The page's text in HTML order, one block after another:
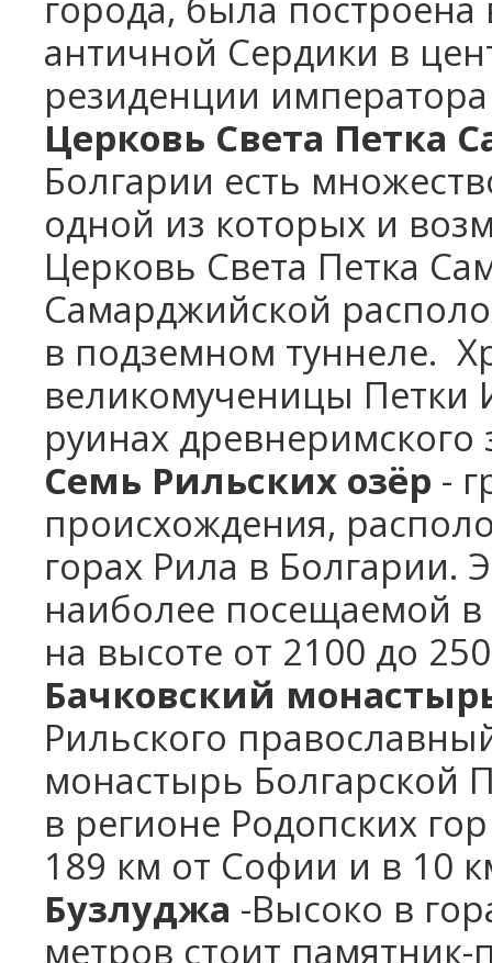
античной Сердики в
резиденции
Церковь Свeта Пeтка
Болгарии есть
одной из которых и
Церковь Свeта Пeтка
Сaмарджийской
в подземном туннеле.
великомученицы Петки
руинах
Семь Рильских озёр -
происхождения,
горах Рила в Болгарии.
наиболее посещаемой
на высоте от 2100 до
Бачковский
Рильского
монастырь Болгарской
в регионе Родопских
189 км от Софии и в 10
Бузлуджа -Высоко в
метров стоит памятник-